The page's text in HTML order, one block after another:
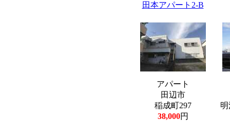
田本アパート2-B
アパート
田辺市
稲成町297
38,000円